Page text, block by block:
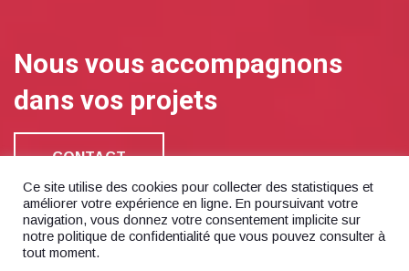
Nous vous accompagnons
dans vos projets
CONTACT
Ce site utilise des cookies pour collecter des statistiques et
améliorer votre expérience en ligne. En poursuivant votre
navigation, vous donnez votre consentement implicite sur
notre politique de confidentialité que vous pouvez consulter à
tout moment.